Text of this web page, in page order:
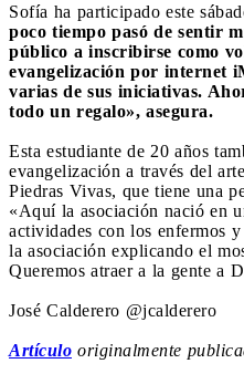
Sofía ha participado este
poco tiempo pasó de sentir
público a inscribirse como
evangelización por internet
varias de sus iniciativas.
todo un regalo», asegura.
Esta estudiante de 20 años
evangelización a través del
Piedras Vivas, que tiene una
«Aquí la asociación nació en
actividades con los enfermos
la asociación explicando el
Queremos atraer a la gente a
José Calderero @jcalderero
Artículo originalmente